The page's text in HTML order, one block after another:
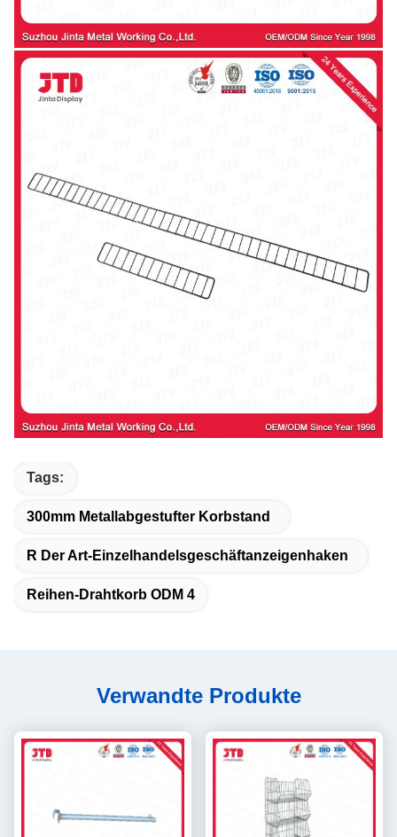
Tags:
300mm Metallabgestufter Korbstand
R Der Art-Einzelhandelsgeschäftanzeigenhaken
Reihen-Drahtkorb ODM 4
Verwandte Produkte